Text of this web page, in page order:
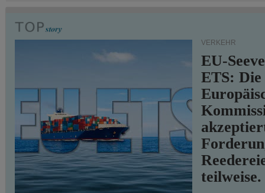
VERKEHR
EU-
ETS: Die
teilweise.